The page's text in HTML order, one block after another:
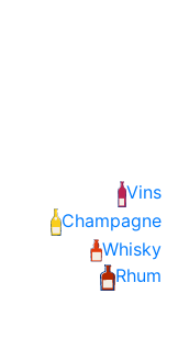
Vins
Champagne
Whisky
Rhum